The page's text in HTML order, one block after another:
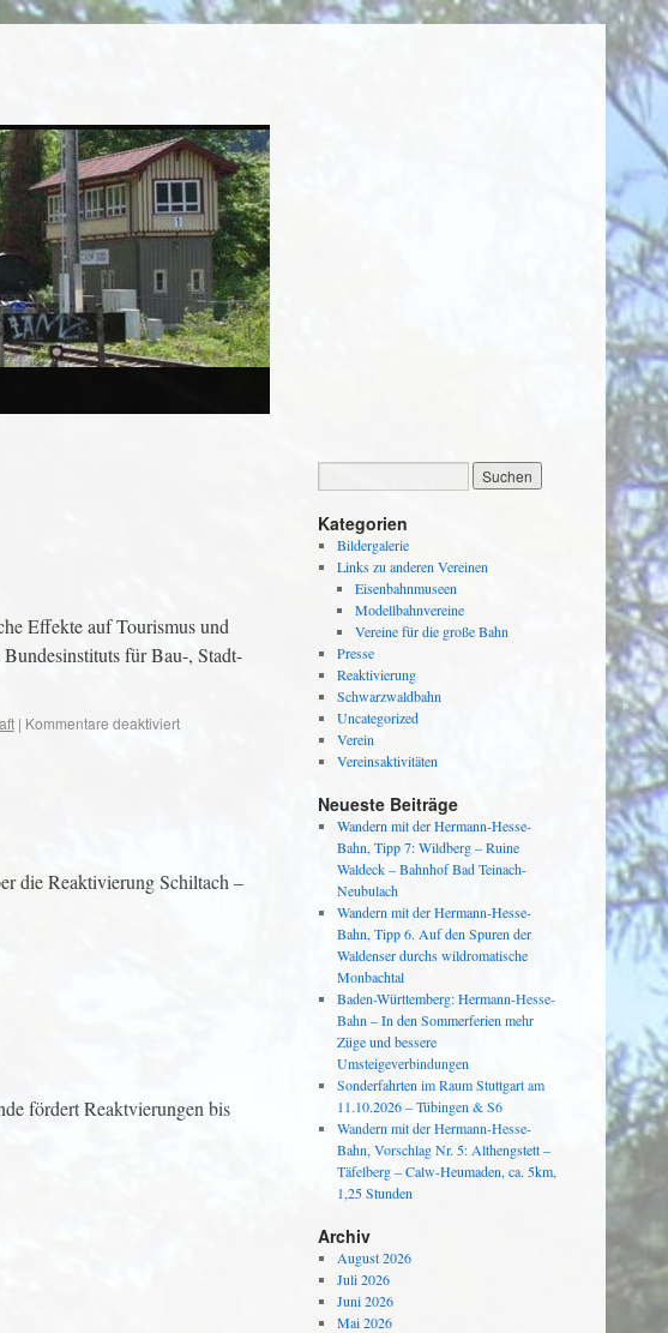
Effekte auf Tourismus und
für Bau-, Stadt-
| Kommentare deaktiviert
die Reaktivierung Schiltach –
fördert Reaktvierungen bis
Kategorien
Bildergalerie
Links zu anderen Vereinen
Eisenbahnmuseen
Modellbahnvereine
Vereine für die große Bahn
Presse
Reaktivierung
Schwarzwaldbahn
Uncategorized
Verein
Vereinsaktivitäten
Neueste Beiträge
Wandern mit der Hermann-Hesse-
Bahn, Tipp 7: Wildberg – Ruine
Waldeck – Bahnhof Bad Teinach-
Neubulach
Wandern mit der Hermann-Hesse-
Bahn, Tipp 6. Auf den Spuren der
Waldenser durchs wildromatische
Monbachtal
Baden-Württemberg: Hermann-Hesse-
Bahn – In den Sommerferien mehr
Züge und bessere
Umsteigeverbindungen
Sonderfahrten im Raum Stuttgart am
11.10.2026 – Tübingen & S6
Wandern mit der Hermann-Hesse-
Bahn, Vorschlag Nr. 5: Althengstett –
Täfelberg – Calw-Heumaden, ca. 5km,
1,25 Stunden
Archiv
August 2026
Juli 2026
Juni 2026
Mai 2026